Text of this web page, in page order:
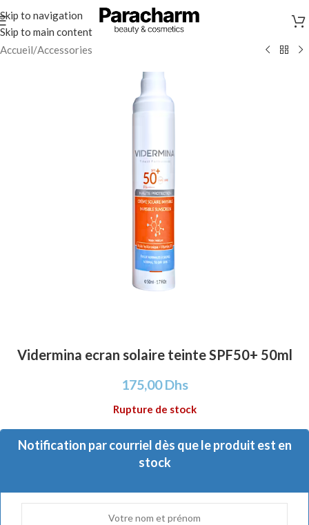
Skip to navigation
Skip to main content
Accueil/Accessories
Vidermina ecran solaire teinte SPF50+ 50ml
175,00Dhs
Rupture de stock
Notification par courriel dès que le produit est en
stock